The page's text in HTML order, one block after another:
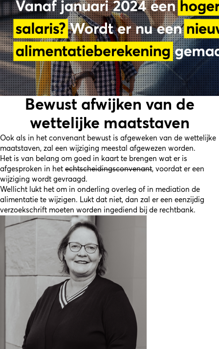
Bewust afwijken van de
wettelijke maatstaven
Ook als in het convenant bewust is afgeweken van de wettelijke
maatstaven, zal een wijziging meestal afgewezen worden.
Het is van belang om goed in kaart te brengen wat er is
afgesproken in het echtscheidingsconvenant, voordat er een
wijziging wordt gevraagd.
Wellicht lukt het om in onderling overleg of in mediation de
alimentatie te wijzigen. Lukt dat niet, dan zal er een eenzijdig
verzoekschrift moeten worden ingediend bij de rechtbank.